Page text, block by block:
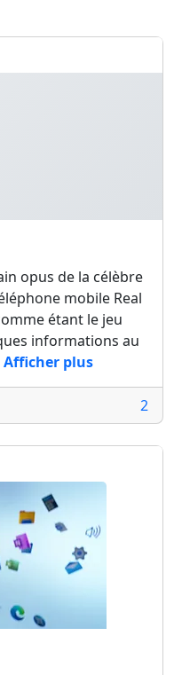
opus de la célèbre
mobile Real
étant le jeu
informations au
Afficher plus
2